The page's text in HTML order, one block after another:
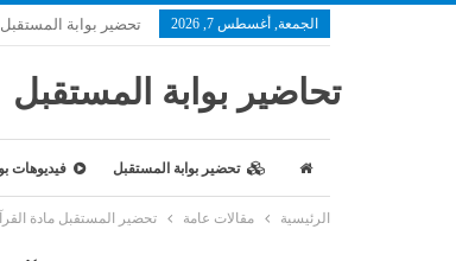
الجمعة, أغسطس 7, 2026 تحضير بوابة المستقبل
تحاضير بوابة المستقبل
تحضير بوابة المستقبل فيديوهات
الرئيسية مقالات عامة تحضير المستقبل مادة القرآن